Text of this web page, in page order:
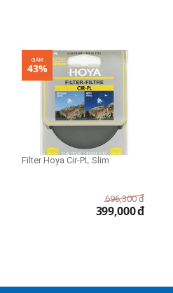
GIẢM
43%
Filter Hoya Cir-PL Slim
696,300 đ
399,000đ